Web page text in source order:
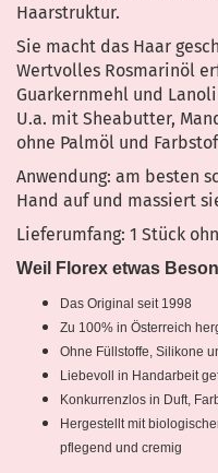
Haarstruktur.
Sie macht das Haar
Wertvolles Rosmarinöl
Guarkernmehl und
U.a. mit Sheabutter,
ohne Palmöl und
Anwendung: am besten
Hand auf und massiert
Lieferumfang: 1 Stück
Weil Florex etwas
Das Original seit 1998
Zu 100% in Österreich
Ohne Füllstoffe, Silikone
Liebevoll in Handarbeit
Konkurrenzlos in Duft,
Hergestellt mit
pflegend und cremig